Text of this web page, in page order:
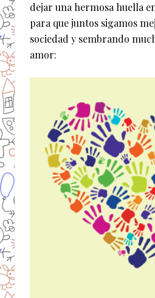
dejar una hermosa huella
para que juntos sigamos
sociedad y sembrando
amor: